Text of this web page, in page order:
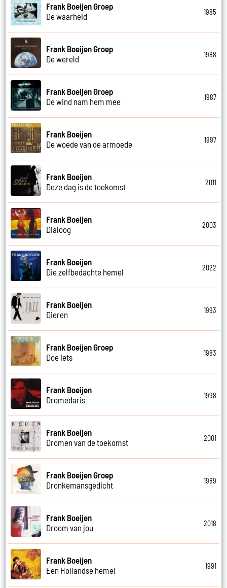
Frank Boeijen Groep
De waarheid
1985
Frank Boeijen Groep
De wereld
1988
Frank Boeijen Groep
De wind nam hem mee
1987
Frank Boeijen
De woede van de armoede
1997
Frank Boeijen
Deze dag is de toekomst
2011
Frank Boeijen
Dialoog
2003
Frank Boeijen
Die zelfbedachte hemel
2022
Frank Boeijen
Dieren
1993
Frank Boeijen Groep
Doe iets
1983
Frank Boeijen
Dromedaris
1998
Frank Boeijen
Dromen van de toekomst
2001
Frank Boeijen Groep
Dronkemansgedicht
1989
Frank Boeijen
Droom van jou
2018
Frank Boeijen
Een Hollandse hemel
1991